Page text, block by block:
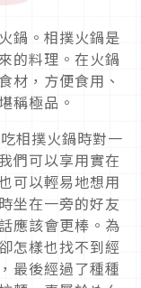
鍋。相撲火鍋是
的料理。在火鍋
材，方便食用、
稱極品。
相撲火鍋時對一
們可以享用實在
可以輕易地想用
坐在一旁的好友
應該會更棒。為
怎樣也找不到經
最後經過了種種